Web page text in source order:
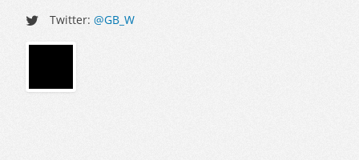
Twitter:@GB_W